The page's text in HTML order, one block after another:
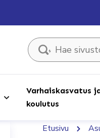
Hae sivustolta ...
Varhaiskasvatus
koulutus
Etusivu